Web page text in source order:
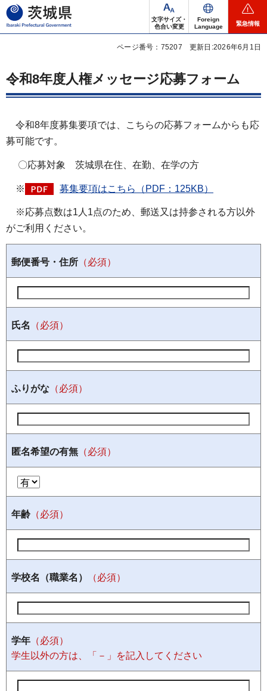
茨城県
文字サイズ・
色合い変更
Foreign
Language
緊急情報
ページ番号：75207 更新日:2026年6月1日
令和8年度人権メッセージ応募フォーム
令和8年度募集要項では、こちらの応募フォームからも応
募可能です。
〇応募対象 茨城県在住、在勤、在学の方
※ 募集要項はこちら（PDF：125KB）
※応募点数は1人1点のため、郵送又は持参される方以外
がご利用ください。
郵便番号・住所 （必須）
氏名 （必須）
ふりがな （必須）
匿名希望の有無 （必須）
年齢 （必須）
学校名（職業名） （必須）
学年 （必須）
学生以外の方は、「－」を記入してください